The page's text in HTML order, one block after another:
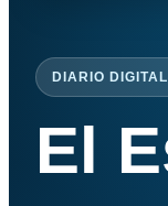
DIARIO
El